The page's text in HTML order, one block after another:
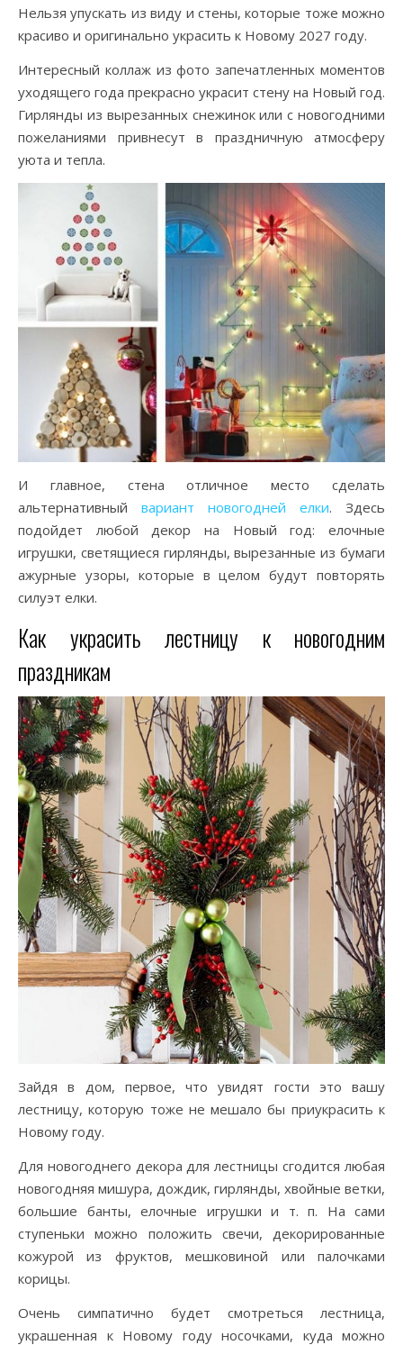
Нельзя упускать из виду и стены, которые тоже можно
красиво и оригинально украсить к Новому 2027 году.
Интересный коллаж из фото запечатленных моментов
уходящего года прекрасно украсит стену на Новый год.
Гирлянды из вырезанных снежинок или с новогодними
пожеланиями привнесут в праздничную атмосферу
уюта и тепла.
И главное, стена отличное место сделать
альтернативный вариант новогодней елки. Здесь
подойдет любой декор на Новый год: елочные
игрушки, светящиеся гирлянды, вырезанные из бумаги
ажурные узоры, которые в целом будут повторять
силуэт елки.
Как украсить лестницу к новогодним
праздникам
Зайдя в дом, первое, что увидят гости это вашу
лестницу, которую тоже не мешало бы приукрасить к
Новому году.
Для новогоднего декора для лестницы сгодится любая
новогодняя мишура, дождик, гирлянды, хвойные ветки,
большие банты, елочные игрушки и т. п. На сами
ступеньки можно положить свечи, декорированные
кожурой из фруктов, мешковиной или палочками
корицы.
Очень симпатично будет смотреться лестница,
украшенная к Новому году носочками, куда можно